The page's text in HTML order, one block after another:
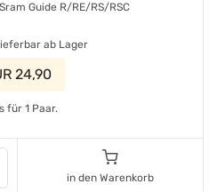
Guide R/RE/RS/RSC
ab Lager
24,90
für 1 Paar.
in den Warenkorb